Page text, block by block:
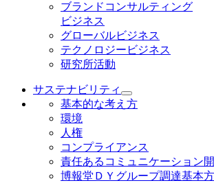
ブランドコンサルティング
ビジネス
グローバルビジネス
テクノロジービジネス
研究所活動
サステナビリティ
基本的な考え方
環境
人権
コンプライアンス
責任あるコミュニケーション
博報堂ＤＹグループ調達基本